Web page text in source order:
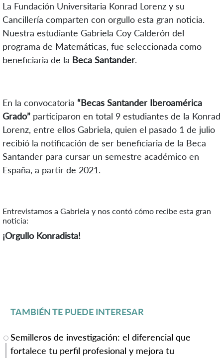
La Fundación Universitaria Konrad Lorenz y su
Cancillería comparten con orgullo esta gran noticia.
Nuestra estudiante Gabriela Coy Calderón del
programa de Matemáticas, fue seleccionada como
beneficiaria de la Beca Santander.
En la convocatoria “Becas Santander Iberoamérica
Grado” participaron en total 9 estudiantes de la Konrad
Lorenz, entre ellos Gabriela, quien el pasado 1 de julio
recibió la notificación de ser beneficiaria de la Beca
Santander para cursar un semestre académico en
España, a partir de 2021.
Entrevistamos a Gabriela y nos contó cómo recibe esta gran
noticia:
¡Orgullo Konradista!
TAMBIÉN TE PUEDE INTERESAR
Semilleros de investigación: el diferencial que
fortalece tu perfil profesional y mejora tu